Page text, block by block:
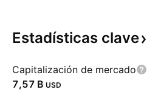
Estadísticas clave
Capitalización de mercado
‪7,57 B‬ USD